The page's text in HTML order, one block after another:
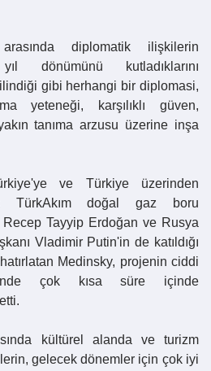
diplomatik ilişkilerin
dönümünü kutladıklarını
gibi herhangi bir diplomasi,
yeteneği, karşılıklı güven,
tanıma arzusu üzerine inşa
ve Türkiye üzerinden
TürkAkım doğal gaz boru
Recep Tayyip Erdoğan ve Rusya
Vladimir Putin'in de katıldığı
hatırlatan Medinsky, projenin ciddi
çok kısa süre içinde
kültürel alanda ve turizm
gelecek dönemler için çok iyi